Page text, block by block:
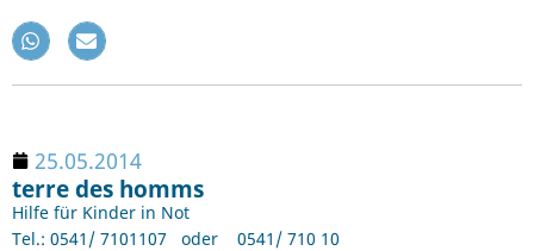
25.05.2014
terre des homms
Hilfe für Kinder in Not
Tel.: 0541/ 7101107 oder 0541/ 710 10